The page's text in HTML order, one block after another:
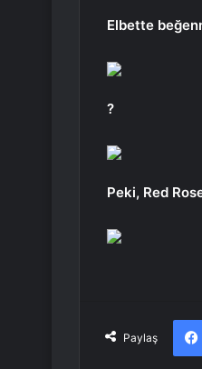
Elbette
?
Peki, Red
Paylaş